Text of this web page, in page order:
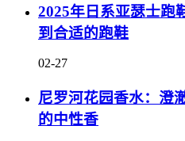
2025年日系亚瑟士跑
到合适的跑鞋
02-27
尼罗河花园香水：澄
的中性香